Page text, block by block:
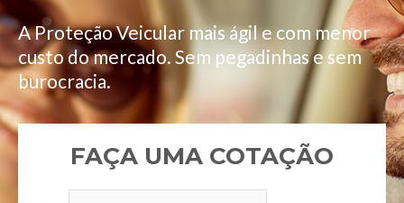
A Proteção Veicular mais ágil e com menor
custo do mercado. Sem pegadinhas e sem
burocracia.
FAÇA UMA COTAÇÃO